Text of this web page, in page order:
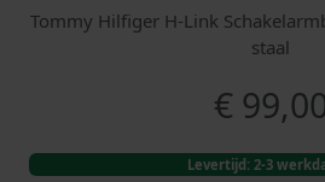
Tommy Hilfiger H-Link
staal
€
Levertijd: 2-3